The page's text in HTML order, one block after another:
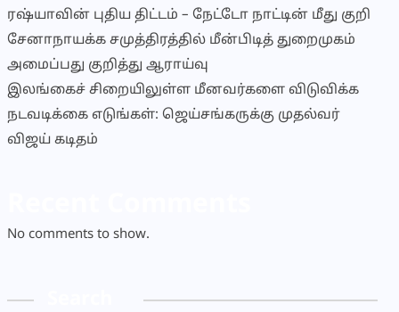
ரஷ்யாவின் புதிய திட்டம் – நேட்டோ நாட்டின் மீது குறி
சேனாநாயக்க சமுத்திரத்தில் மீன்பிடித் துறைமுகம்
அமைப்பது குறித்து ஆராய்வு
இலங்கைச் சிறையிலுள்ள மீனவர்களை விடுவிக்க
நடவடிக்கை எடுங்கள்: ஜெய்சங்கருக்கு முதல்வர்
விஜய் கடிதம்
No comments to show.